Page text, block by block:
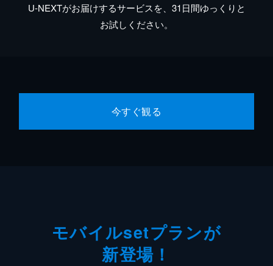
U-NEXTがお届けするサービスを、31日間ゆっくりと
お試しください。
今すぐ観る
モバイルsetプランが
新登場！